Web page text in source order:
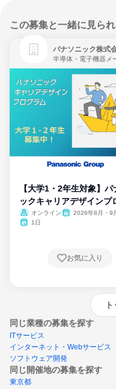
この募集と一緒に見ら
パナソニック株式
半導体・電子機器メ
【大学1・2年生対象】パ
ックキャリアデザインプ
ム
オンライン
2026年8月・9
1日
お気に入り
同じ業種の募集を探す
ITサービス
インターネット・Webサービス
ソフトウェア開発
同じ開催地の募集を探す
東京都